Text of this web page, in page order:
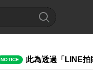
NOTICE 此為透過「LINE拍